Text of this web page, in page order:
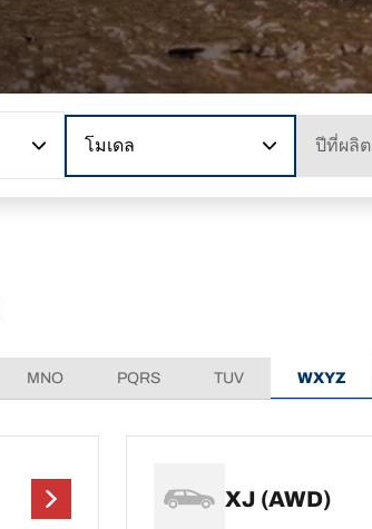
โมเดล ปีที่ผลิต
MNO PQRS TUV WXYZ
XJ (AWD)